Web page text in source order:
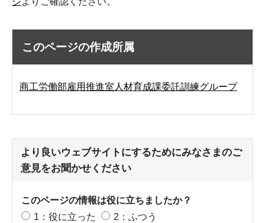
このページの作成所属
商工労働部雇用推進室人材育成課委託訓練グループ
より良いウェブサイトにするためにみなさまのご
意見をお聞かせください
このページの情報は役に立ちましたか？
1：役に立った
2：ふつう